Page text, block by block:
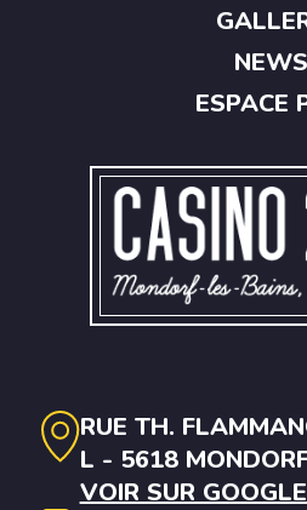
RUE TH.
L - 5618
VOIR SUR
NEWS
ESPACE